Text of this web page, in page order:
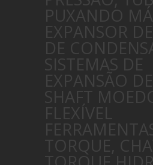
PUXANDO
EXPANSOR
DE
SISTEMAS DE
EXPANSÃO
SHAFT
FLEXÍVEL
TORQUE,